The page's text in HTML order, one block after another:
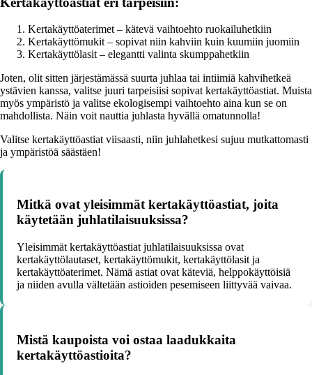
Kertakäyttöaterimet – kätevä vaihtoehto ruokailuhetkiin
Kertakäyttömukit – sopivat niin kahviin kuin kuumiin juomiin
Kertakäyttölasit – elegantti valinta skumppahetkiin
Joten, olit sitten järjestämässä suurta juhlaa tai intiimiä kahvihetkeä
ystävien kanssa, valitse juuri tarpeisiisi sopivat kertakäyttöastiat. Muista
myös ympäristö ja valitse ekologisempi vaihtoehto aina kun se on
mahdollista. Näin voit nauttia juhlasta hyvällä omatunnolla!
Valitse kertakäyttöastiat viisaasti, niin juhlahetkesi sujuu mutkattomasti
ja ympäristöä säästäen!
Mitkä ovat yleisimmät kertakäyttöastiat, joita
käytetään juhlatilaisuuksissa?
Yleisimmät kertakäyttöastiat juhlatilaisuuksissa ovat
kertakäyttölautaset, kertakäyttömukit, kertakäyttölasit ja
kertakäyttöaterimet. Nämä astiat ovat käteviä, helppokäyttöisiä
ja niiden avulla vältetään astioiden pesemiseen liittyvää vaivaa.
Mistä kaupoista voi ostaa laadukkaita
kertakäyttöastioita?